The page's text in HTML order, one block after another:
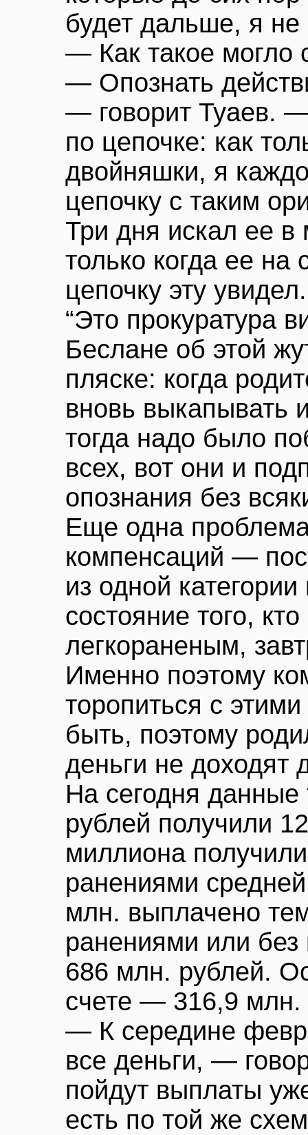
будет дальше, я
— Как такое могло
— Опознать
— говорит Туаев.
по цепочке: как
двойняшки, я
цепочку с таким
Три дня искал ее
только когда ее на
цепочку эту увидел.
“Это прокуратура
Беслане об этой
пляске: когда
вновь выкапывать
тогда надо было
всех, вот они и
опознания без
Еще одна
компенсаций —
из одной
состояние того,
легкораненым,
Именно поэтому
торопиться с
быть, поэтому
деньги не доходят
На сегодня
рублей получили
миллиона
ранениями
млн. выплачено
ранениями или
686 млн. рублей.
счете — 316,9 млн.
— К середине
все деньги, —
пойдут выплаты
есть по той же